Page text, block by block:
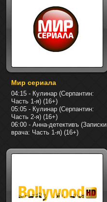
Мир сериала
04:15 - Кулинар (Серпантин:
Часть 1-я) (16+)
05:05 - Кулинар (Серпантин:
Часть 2-я) (16+)
06:00 - Анна-детективъ (Записки
врача: Часть 1-я) (16+)